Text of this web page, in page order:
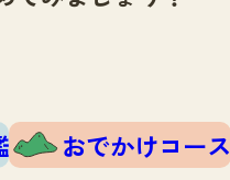
おでかけコース